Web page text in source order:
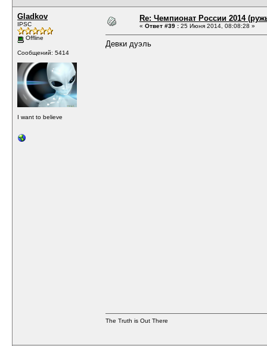
Gladkov
IPSC
Offline
Сообщений: 5414
I want to believe
Re: Чемпионат России 2014
« Ответ #39 : 25 Июня 2014, 08:08:28 »
Девки дуэль
The Truth is Out There